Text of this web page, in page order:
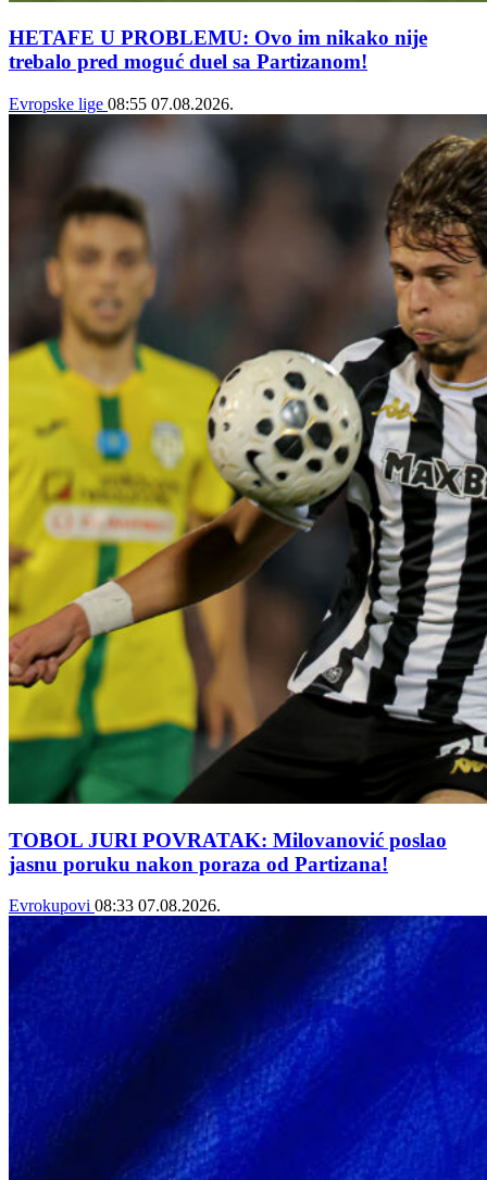
HETAFE U PROBLEMU: Ovo im nikako nije
trebalo pred moguć duel sa Partizanom!
Evropske lige 08:55 07.08.2026.
TOBOL JURI POVRATAK: Milovanović poslao
jasnu poruku nakon poraza od Partizana!
Evrokupovi 08:33 07.08.2026.